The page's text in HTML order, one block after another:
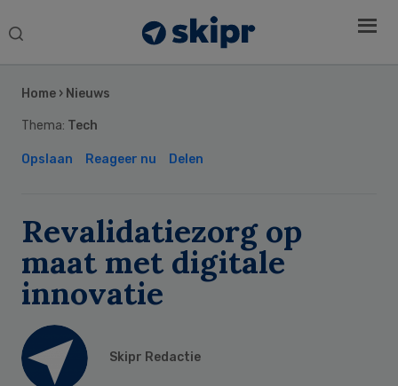
Search
Home › Nieuws
Thema: Tech
Opslaan Reageer nu Delen
Revalidatiezorg op
maat met digitale
innovatie
Skipr Redactie
Sidebar